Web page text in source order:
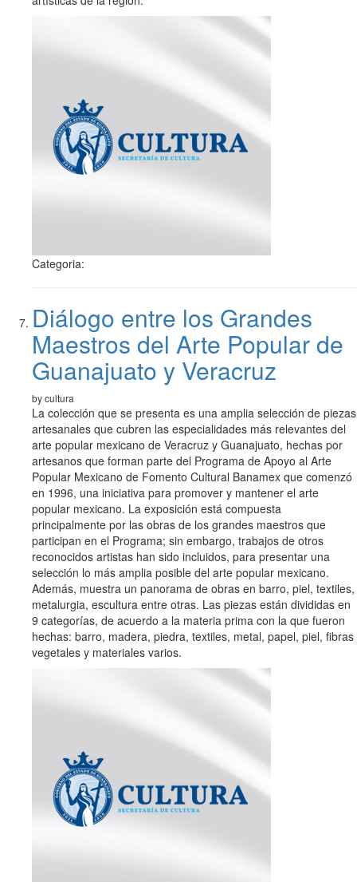
Categoria:
Diálogo entre los Grandes
Maestros del Arte Popular de
Guanajuato y Veracruz
by cultura
La colección que se presenta es una amplia selección de piezas
artesanales que cubren las especialidades más relevantes del
arte popular mexicano de Veracruz y Guanajuato, hechas por
artesanos que forman parte del Programa de Apoyo al Arte
Popular Mexicano de Fomento Cultural Banamex que comenzó
en 1996, una iniciativa para promover y mantener el arte
popular mexicano. La exposición está compuesta
principalmente por las obras de los grandes maestros que
participan en el Programa; sin embargo, trabajos de otros
reconocidos artistas han sido incluidos, para presentar una
selección lo más amplia posible del arte popular mexicano.
Además, muestra un panorama de obras en barro, piel, textiles,
metalurgia, escultura entre otras. Las piezas están divididas en
9 categorías, de acuerdo a la materia prima con la que fueron
hechas: barro, madera, piedra, textiles, metal, papel, piel, fibras
vegetales y materiales varios.